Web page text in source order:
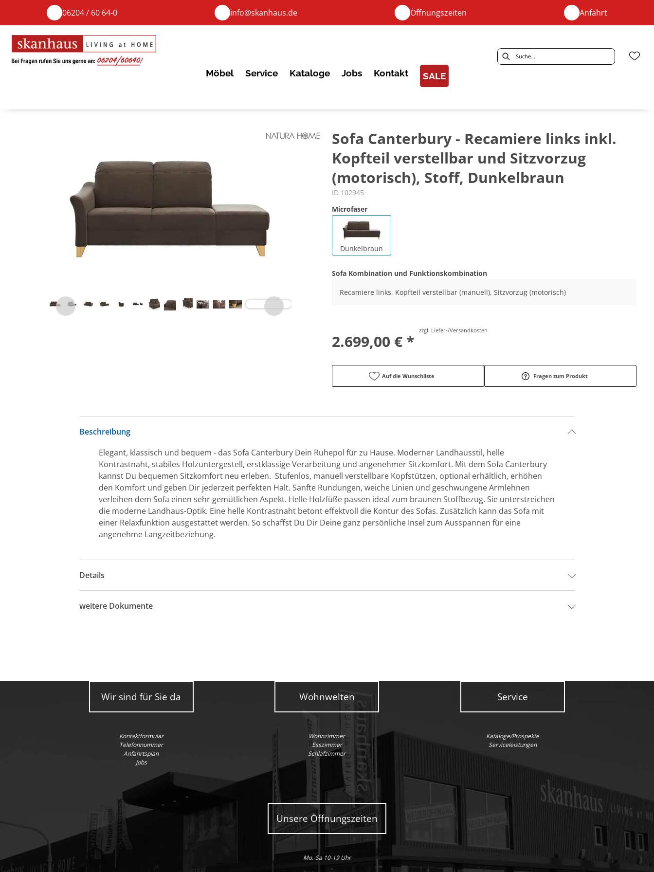
06204 / 60 64-0 info@skanhaus.de Öffnungszeiten Anfahrt
Möbel Service Kataloge Jobs Kontakt SALE
Sofa Canterbury - Recamiere links inkl.
Kopfteil verstellbar und Sitzvorzug
(motorisch), Stoff, Dunkelbraun
ID 102945
Microfaser
Dunkelbraun
Sofa Kombination und Funktionskombination
Recamiere links, Kopfteil verstellbar (manuell), Sitzvorzug (motorisch)
2.699,00 € *
zzgl. Liefer-/Versandkosten
Auf die Wunschliste Fragen zum Produkt
Beschreibung
Elegant, klassisch und bequem - das Sofa Canterbury Dein Ruhepol für zu Hause. Moderner Landhausstil, helle
Kontrastnaht, stabiles Holzuntergestell, erstklassige Verarbeitung und angenehmer Sitzkomfort. Mit dem Sofa Canterbury
kannst Du bequemen Sitzkomfort neu erleben. Stufenlos, manuell verstellbare Kopfstützen, optional erhältlich, erhöhen
den Komfort und geben Dir jederzeit perfekten Halt. Sanfte Rundungen, weiche Linien und geschwungene Armlehnen
verleihen dem Sofa einen sehr gemütlichen Aspekt. Helle Holzfüße passen ideal zum braunen Stoffbezug. Sie unterstreichen
die moderne Landhaus-Optik. Eine helle Kontrastnaht betont effektvoll die Kontur des Sofas. Zusätzlich kann das Sofa mit
einer Relaxfunktion ausgestattet werden. So schaffst Du Dir Deine ganz persönliche Insel zum Ausspannen für eine
angenehme Langzeitbeziehung.
Details
weitere Dokumente
Wir sind für Sie da
Kontaktformular
Telefonnummer
Anfahrtsplan
Jobs
Wohnwelten
Wohnzimmer
Esszimmer
Schlafzimmer
Service
Kataloge/Prospekte
Serviceleistungen
Unsere Öffnungszeiten
Mo.-Sa 10-19 Uhr